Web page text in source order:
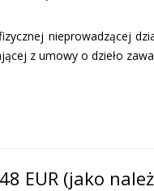
nieprowadzącej
z umowy o dzieło
EUR (jako